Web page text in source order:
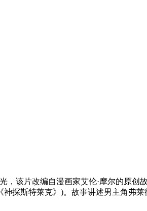
该片改编自漫画家艾伦·摩尔的原创
探斯特莱克》)。故事讲述男主角弗